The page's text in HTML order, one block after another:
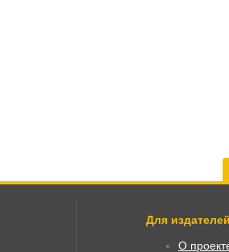
Для
О